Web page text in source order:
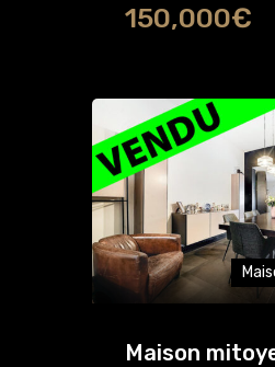
150,000€
Maison